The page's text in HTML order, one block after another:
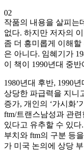
02
작품의 내용을 살피는
없다. 하지만 저자의
좀 더 흥미롭게 이해
은 아니다. 임혜기가
이 책이 1990년대 중
1980년대 후반, 1990
상당한 파급력을 지니
증가, 개인의 ‘가시화’
ftm/트랜스남성과 관
있다고 유추할 수 있
부치와 ftm의 구분 등
가 미국 논의에 상당